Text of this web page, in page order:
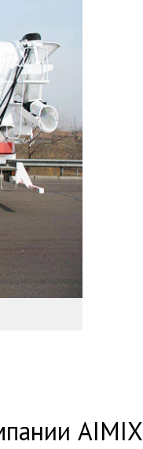
AIMIX